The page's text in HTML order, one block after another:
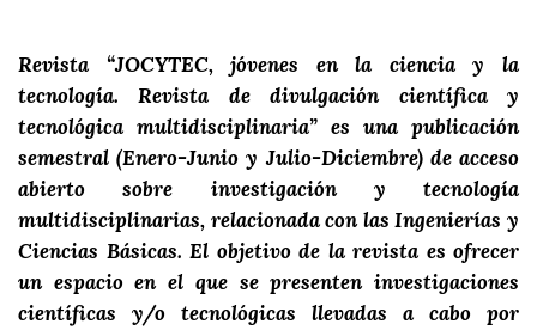
Revista “JOCYTEC, jóvenes en la ciencia y la
tecnología. Revista de divulgación científica y
tecnológica multidisciplinaria” es una publicación
semestral (Enero-Junio y Julio-Diciembre) de acceso
abierto sobre investigación y tecnología
multidisciplinarias, relacionada con las Ingenierías y
Ciencias Básicas. El objetivo de la revista es ofrecer
un espacio en el que se presenten investigaciones
científicas y/o tecnológicas llevadas a cabo por